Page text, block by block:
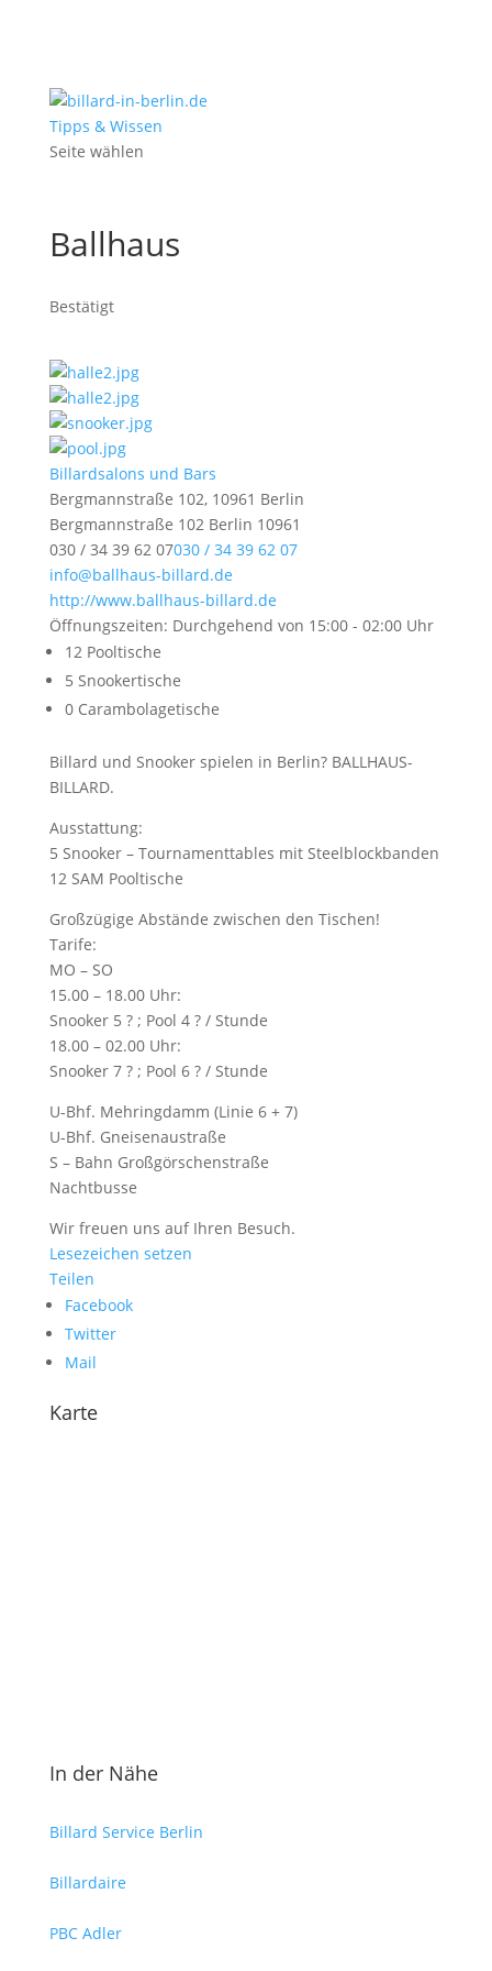
Tipps & Wissen
Seite wählen
Ballhaus
Bestätigt
Billardsalons und Bars
Bergmannstraße 102, 10961 Berlin
Bergmannstraße 102 Berlin 10961
030 / 34 39 62 07030 / 34 39 62 07
info@ballhaus-billard.de
http://www.ballhaus-billard.de
Öffnungszeiten: Durchgehend von 15:00 - 02:00 Uhr
12 Pooltische
5 Snookertische
0 Carambolagetische
Billard und Snooker spielen in Berlin? BALLHAUS-
BILLARD.
Ausstattung:
5 Snooker – Tournamenttables mit Steelblockbanden
12 SAM Pooltische
Großzügige Abstände zwischen den Tischen!
Tarife:
MO – SO
15.00 – 18.00 Uhr:
Snooker 5 ? ; Pool 4 ? / Stunde
18.00 – 02.00 Uhr:
Snooker 7 ? ; Pool 6 ? / Stunde
U-Bhf. Mehringdamm (Linie 6 + 7)
U-Bhf. Gneisenaustraße
S – Bahn Großgörschenstraße
Nachtbusse
Wir freuen uns auf Ihren Besuch.
Lesezeichen setzen
Teilen
Facebook
Twitter
Mail
Karte
In der Nähe
Billard Service Berlin
Billardaire
PBC Adler